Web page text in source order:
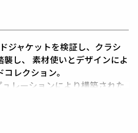
ジャケットを検証し、クラシ
し、 素材使いとデザインによ
レクション。
レーションにより構築された